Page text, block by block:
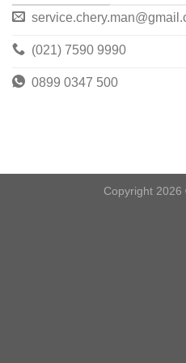
(021) 7590 9990
0899 0347 500
Copyright 2026